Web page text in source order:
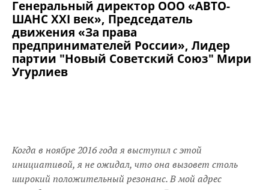
Генеральный директор ООО «АВТО-
ШАНС XXI век», Председатель
движения «За права
предпринимателей России», Лидер
партии "Новый Советский Союз" Мири
Угурлиев
Когда в ноябре 2016 года я выступил с этой
инициативой, я не ожидал, что она вызовет столь
широкий положительный резонанс. В мой адрес